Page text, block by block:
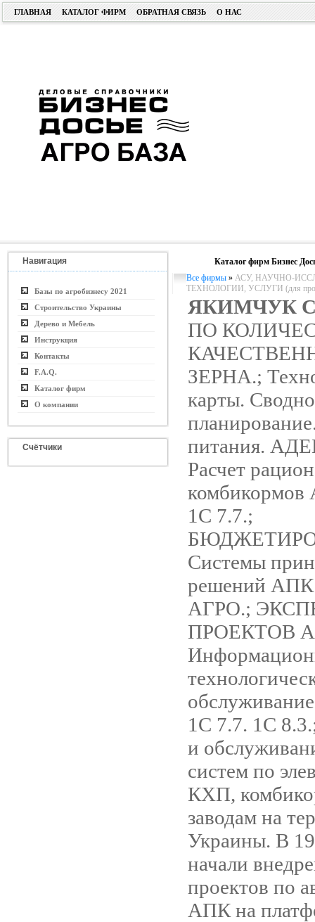
ГЛАВНАЯ КАТАЛОГ ФИРМ ОБРАТНАЯ СВЯЗЬ О НАС
Навигация
Базы по агробизнесу 2021
Строительство Украины
Дерево и Мебель
Инструкция
Контакты
F.A.Q.
Каталог фирм
О компании
Счётчики
Каталог фирм Бизнес
Все фирмы » АСУ, НАУЧНО-
ТЕХНОЛОГИИ, УСЛУГИ (для пром.
ЯКИМЧУК
ПО
ЗЕРНА.;
карты.
питания.
Расчет
1С 7.7.;
Системы
решений
АГРО.;
ПРОЕКТОВ
1С 7.7. 1С
и
систем по
КХП,
заводам на
Украины. В
начали
проектов по
АПК на